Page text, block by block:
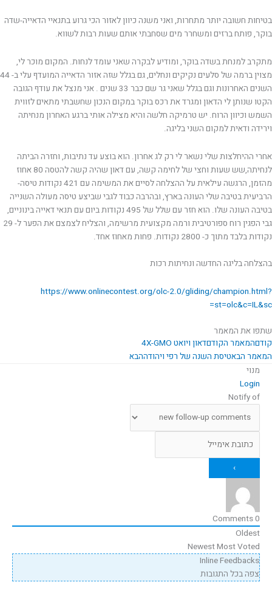
בטיחות חשובה יותר מתחרות, ואני משנה כיוון לאזור הכי גרוע בתנאיי הדאייה-שדה
בוקר, פותח ברזים ומשחרר מים שסחבתי אותם שעות רבות לשווא.
מתקרב למנחת בשדה בוקר, ומודיע לבקרה שאני עומד לנחות. המקום מוכר לי,
מצוין ברמה של סלעים נקיקים ונחלים, גם בגלל שזה אזור הדאייה המועדף עלי ב- 44
השנים האחרונות וגם בגלל שאני גר שם כבר 33 שנים . אני מנצל את עודף הגובה
הקטו שנותן לי הדאון ומגרד את רכס בוקר במקום הנכון שחשבתי מתאים לזווית
השמש וכיוון הרוח. יש טרמיקה חלשה והיא מצילה אותי ברגע האחרון מנחיתה
וירידה ודאית למקום השני בליגה.
אחרי ההיחלצות שלי נשאר לי רק לג אחרון. הוא בוצע עד נתיבות, וחזרה הביתה
לנחיתה,שש שעות וחצי של לחימה קשה, עם דאון שהיה קשה להטסה 80 אחוז
מהזמן, הרגשה עילאית על ההצלחה לסיים את המשימה עם 421 נקודות טיסה-
הרביעית בטיבה שלי העונה בארץ, ובהרבה כבוד לגבי שביצע טיסה מעולה השנייה
בטיבה העונה שלו. הוא חזר עם שלל של 495 נקודות ביום עם תנאי דאייה בינוניים,
גבי הפגין רוח ספורטיבית ורמה מקצועית מרשימה, והצליח לצמצם את הפער ל- 29
נקודות בלבד מתוך כ- 2800 נקודות. פחות מאחוז אחד.
בהצלחה בליגה החדשה ונחיתות רכות
https://www.onlinecontest.org/olc-2.0/gliding/champion.html?
st=olc&c=IL&sc=
שתפו את המאמר
קודםהמאמר הקודםדאון ויואט 4X-GMO
המאמר הבאטיסת השנה של רפי ויהודההבא
מנוי
Login
Notify of
0
Oldest
NewestMost Voted
Inline Feedbacks
צפה בכל התגובות